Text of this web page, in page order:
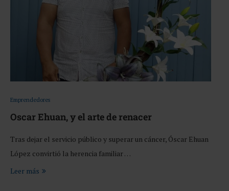
Emprendedores
Oscar Ehuan, y el arte de renacer
Tras dejar el servicio público y superar un cáncer, Óscar Ehuan
López convirtió la herencia familiar …
Leer más